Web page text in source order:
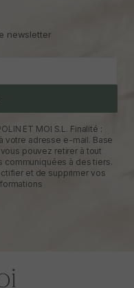
newsletter
ET MOI S.L. Finalité :
votre adresse e-mail. Base
pouvez retirer à tout
communiquées à des tiers.
et de supprimer vos